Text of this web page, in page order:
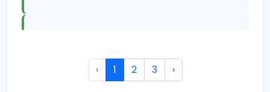
003/2026 REFERENTE AO CONCURSO
PÚBLICO Nº 001/2025
‹ 1 2 3 ›